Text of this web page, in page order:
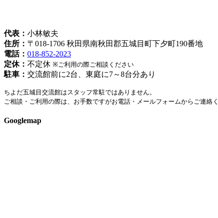
代表： 小林敏夫
住所： 〒018-1706 秋田県南秋田郡五城目町下夕町190番地
電話： 018-852-2023
定休： 不定休 ※ご利用の際ご相談ください
駐車： 交流館前に2台、東庭に7～8台分あり
ちよだ五城目交流館はスタッフ常駐ではありません。
ご相談・ご利用の際は、お手数ですがお電話・メールフォームからご連絡く
Googlemap